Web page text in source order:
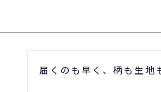
届くのも早く、柄も生地